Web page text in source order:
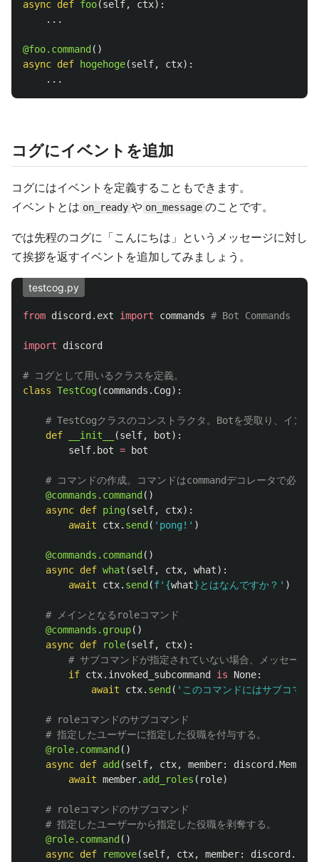
async def foo(self, ctx):
...
@foo.command ()
async def hogehoge(self, ctx):
...
コグにイベントを追加
コグにはイベントを定義することもできます。
イベントとは on_ready や on_message のことです。
では先程のコグに「こんにちは」というメッセージに対し
て挨拶を返すイベントを追加してみましょう。
testcog.py
from discord.ext import commands
import discord
class TestCog(commands . Cog):
def __init__ (self, bot):
self. bot = bot
@commands.command ()
async def ping(self, ctx):
await
ctx. send ( ' pong! ' )
@commands.command ()
async def what (self, ctx, what):
await
ctx. send (f' {what}とはなんですか？ ' )
@commands.group()
async def role(self, ctx):
if ctx. invoked_subcommand is None:
await
ctx. send ( ' このコマンドにはサブコマン
@role.command ()
async def add (self, ctx, member: discord .Member
await member. add_roles ( role)
@role.command ()
async def remove(self, ctx, member: discord .